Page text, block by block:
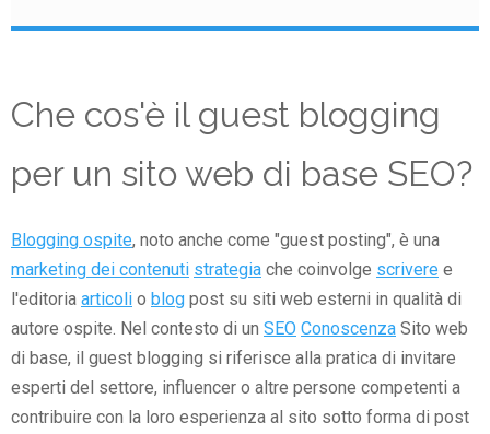
Che cos'è il guest blogging
per un sito web di base SEO?
Blogging ospite, noto anche come "guest posting", è una
marketing dei contenuti strategia che coinvolge scrivere e
l'editoria articoli o blog post su siti web esterni in qualità di
autore ospite. Nel contesto di un SEO Conoscenza Sito web
di base, il guest blogging si riferisce alla pratica di invitare
esperti del settore, influencer o altre persone competenti a
contribuire con la loro esperienza al sito sotto forma di post